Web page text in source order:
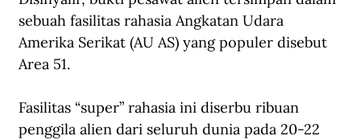
sebuah fasilitas rahasia Angkatan Udara
Amerika Serikat (AU AS) yang populer disebut
Area 51.
Fasilitas “super” rahasia ini diserbu ribuan
penggila alien dari seluruh dunia pada 20-22